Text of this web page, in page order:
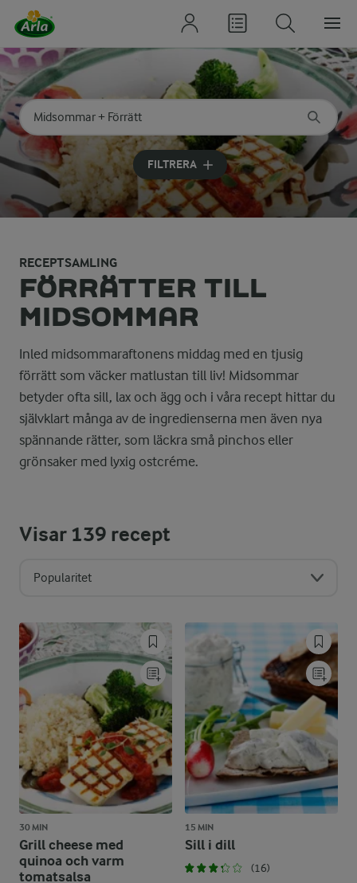
Sök på kategori eller ingrediens
Skriv in sökord för att få förslag
FILTRERA
RECEPTSAMLING
FÖRRÄTTER TILL
MIDSOMMAR
Inled midsommaraftonens middag med en tjusig
förrätt som väcker matlustan till liv! Midsommar
betyder ofta sill, lax och ägg och i våra recept hittar du
självklart många av de ingredienserna men även nya
spännande rätter, som läckra små pinchos eller
grönsaker med lyxig ostcréme.
Visar139 recept
Popularitet
30 MIN
Grill cheese med
quinoa och varm
tomatsalsa
15 MIN
Sill i dill
(16)